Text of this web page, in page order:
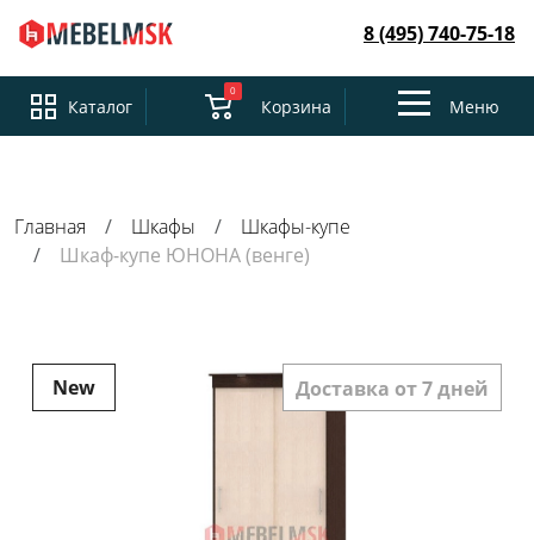
8 (495) 740-75-18
Каталог
0
Корзина
ToggleМеню
Главная Шкафы
Шкафы-купе
Шкаф-купе ЮНОНА (венге)
New Доставка от 7 дней